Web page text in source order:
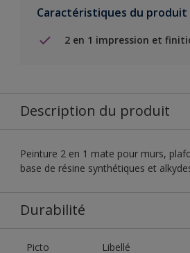
Caractéristiques du produit
2 en 1 impression et
Description du produit
Peinture 2 en 1 mate pour murs,
base de résine synthétiques et
Durabilité
Picto Libellé